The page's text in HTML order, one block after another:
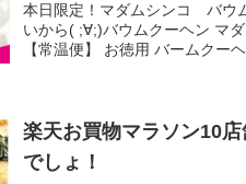
本日限定！マダムシンコ バウ
いから( ;∀;)バウムクーヘン マ
【常温便】 お徳用 バームクー
楽天お買物マラソン10
でしょ！